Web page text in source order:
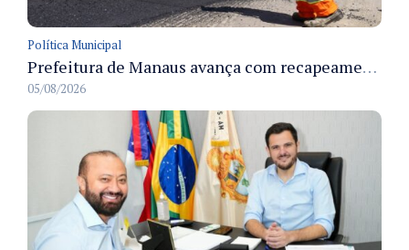
Política Municipal
Prefeitura de Manaus avança com recapeamento no Parque Rio Solimões e cobre cerca de 30 ruas
05/08/2026